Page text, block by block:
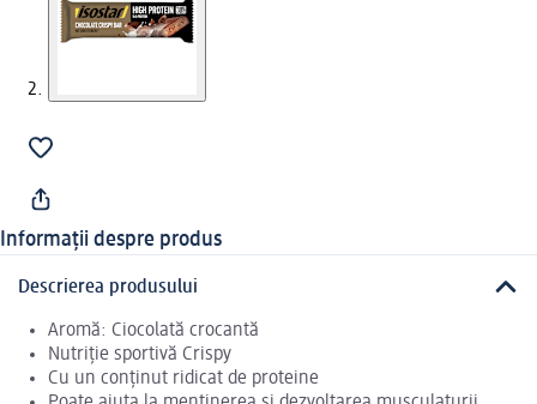
Informații despre produs
Descrierea produsului
Aromă: Ciocolată crocantă
Nutriție sportivă Crispy
Cu un conținut ridicat de proteine